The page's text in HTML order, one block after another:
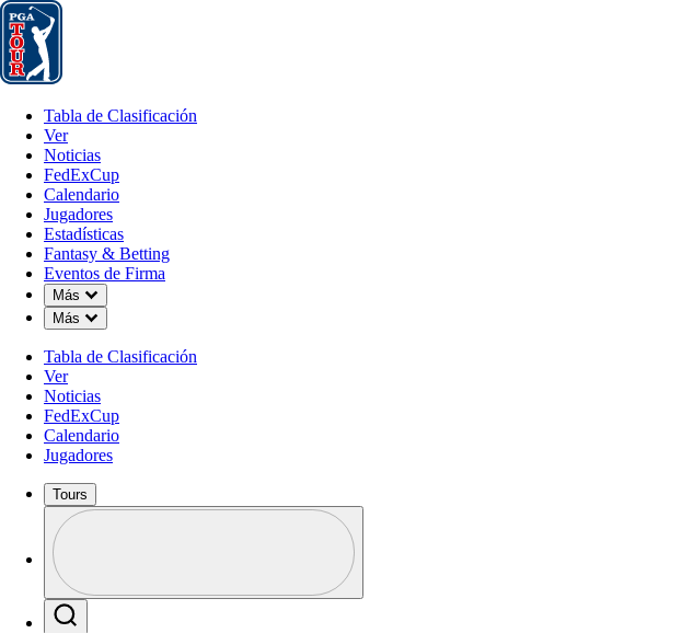
Tabla de Clasificación
Tabla de Clasificación
Ver
Noticias
FedExCup
Calendario
Jugadores
Estadísticas
Fantasy & Betting
Eventos de Firma
Más
Down Chevron
Más
Down Chevron
Tabla de Clasificación
Ver
Noticias
FedExCup
Calendario
Jugadores
Tours
Profile / PGA Tour Pass Logo